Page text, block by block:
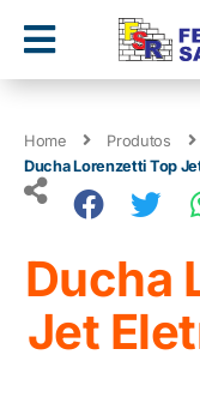
Home Produtos
Ducha Lorenzetti Top
Ducha
Jet